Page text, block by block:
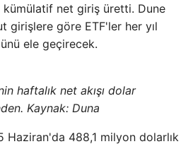
net giriş üretti. Dune
girişlere göre ETF'ler her yıl
ele geçirecek.
haftalık net akışı dolar
Kaynak: Duna
Haziran'da 488,1 milyon dolarlık